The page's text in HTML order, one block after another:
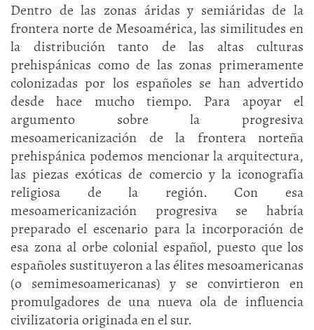
Dentro de las zonas áridas y semiáridas de la
frontera norte de Mesoamérica, las similitudes en
la distribución tanto de las altas culturas
prehispánicas como de las zonas primeramente
colonizadas por los españoles se han advertido
desde hace mucho tiempo. Para apoyar el
argumento sobre la progresiva
mesoamericanización de la frontera norteña
prehispánica podemos mencionar la arquitectura,
las piezas exóticas de comercio y la iconografía
religiosa de la región. Con esa
mesoamericanización progresiva se habría
preparado el escenario para la incorporación de
esa zona al orbe colonial español, puesto que los
españoles sustituyeron a las élites mesoamericanas
(o semimesoamericanas) y se convirtieron en
promulgadores de una nueva ola de influencia
civilizatoria originada en el sur.